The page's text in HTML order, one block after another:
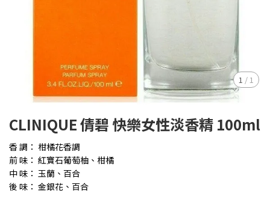
1 / 1
CLINIQUE 倩碧 快樂女性淡香精 100ml
香 調： 柑橘花香調
前 味： 紅寶石葡萄柚、柑橘
中 味： 玉蘭、百合
後 味： 金銀花、百合